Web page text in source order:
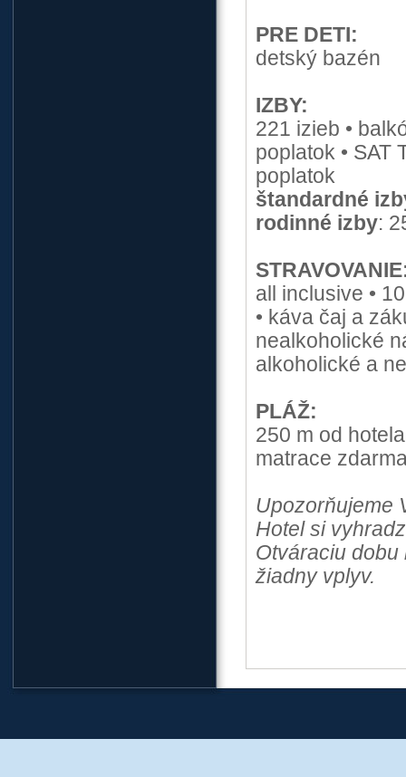
PRE DETI:
detský bazén
IZBY:
221 izieb •
poplatok • SAT
poplatok
štandardné
rodinné izby:
all inclusive •
• káva čaj a
nealkoholické
alkoholické a
PLÁŽ:
250 m od
matrace
Upozorňujeme
Hotel si
Otváraciu dobu
žiadny vplyv.